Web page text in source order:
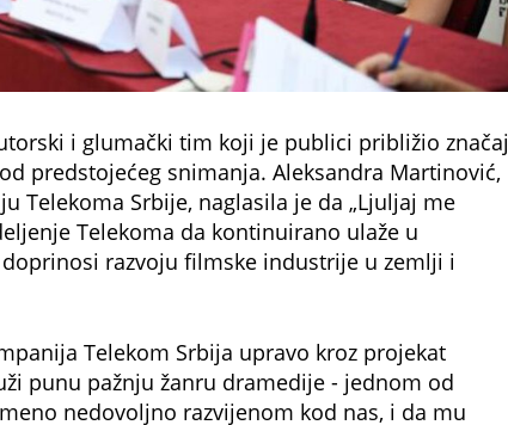
i glumački tim koji je publici približio značaj
predstojećeg snimanja. Aleksandra Martinović,
Telekoma Srbije, naglasila je da „Ljuljaj me
Telekoma da kontinuirano ulaže u
razvoju filmske industrije u zemlji i
Telekom Srbija upravo kroz projekat
punu pažnju žanru dramedije - jednom od
nedovoljno razvijenom kod nas, i da mu